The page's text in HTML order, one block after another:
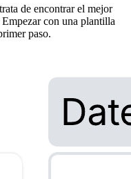
de encontrar el mejor
con una plantilla
paso.